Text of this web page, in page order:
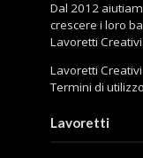
Dal 2012
crescere i loro
Lavoretti
Lavoretti Creativi
Termini di utilizzo
Lavoretti